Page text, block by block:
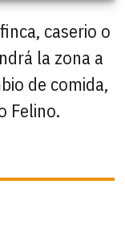
caserio o
la zona a
de comida,
Felino.